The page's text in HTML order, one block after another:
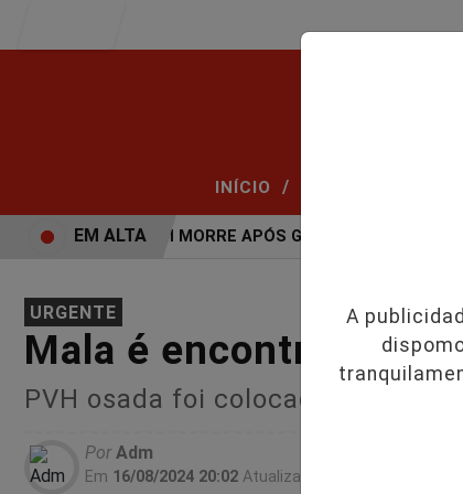
INÍCIO /
VÍDEO: JOVEM MORRE APÓS GRAVE ACIDENTE.
EM ALTA
URGENTE
Mala é encontrada
PVH osada foi colocada em mala
PorAdm
Em 16/08/2024 20:02 Atualizado
A